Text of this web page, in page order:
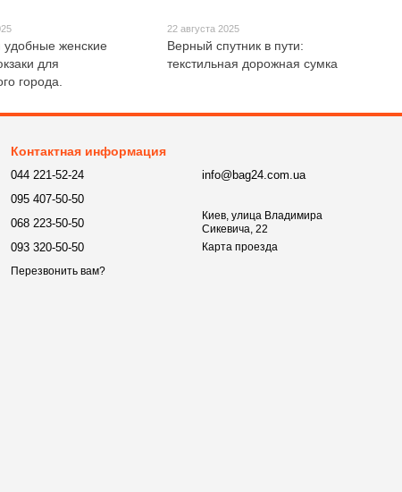
женские
для
города.
22 августа 2025
Верный спутник в пути:
текстильная дорожная сумка
Контактная информация
044 221-52-24
095 407-50-50
068 223-50-50
093 320-50-50
Перезвонить вам?
info@bag24.com.ua
Киев, улица Владимира
Сикевича, 22
Карта проезда